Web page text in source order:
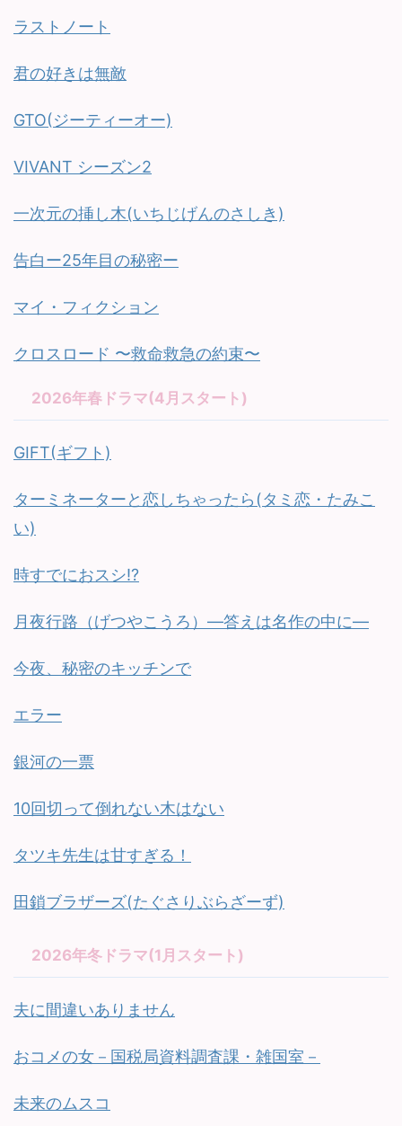
ラストノート
君の好きは無敵
GTO(ジーティーオー)
VIVANT シーズン2
一次元の挿し木(いちじげんのさしき)
告白ー25年目の秘密ー
マイ・フィクション
クロスロード 〜救命救急の約束〜
2026年春ドラマ(4月スタート)
GIFT(ギフト)
ターミネーターと恋しちゃったら(タミ恋・たみこ
い)
時すでにおスシ!?
月夜行路（げつやこうろ）—答えは名作の中に—
今夜、秘密のキッチンで
エラー
銀河の一票
10回切って倒れない木はない
タツキ先生は甘すぎる！
田鎖ブラザーズ(たぐさりぶらざーず)
2026年冬ドラマ(1月スタート)
夫に間違いありません
おコメの女－国税局資料調査課・雑国室－
未来のムスコ